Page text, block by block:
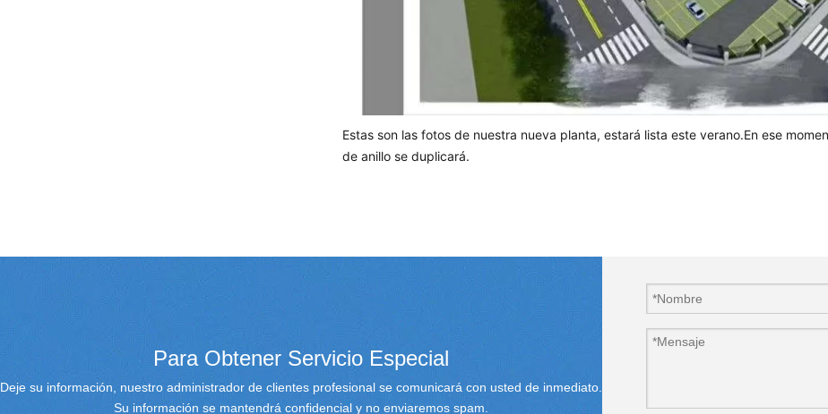
Estas son las fotos de nuestra nueva planta, estará lista este verano.En ese
de anillo se duplicará.
Para Obtener Servicio Especial
Deje su información, nuestro administrador de clientes profesional se comunicará con usted de inmediato.
Su información se mantendrá confidencial y no enviaremos spam.